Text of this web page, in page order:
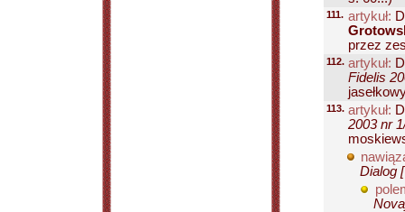
111. artykuł:
przez
112. artykuł:
Fidelis
113. artykuł:
2003 nr
Dialog